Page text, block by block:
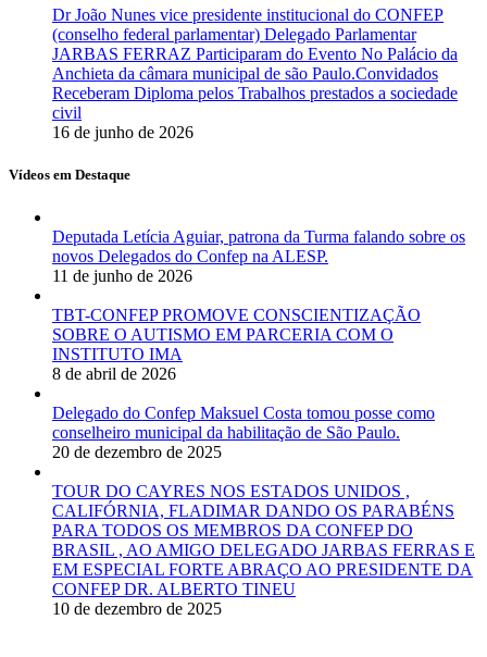
Dr João Nunes vice presidente institucional do CONFEP
(conselho federal parlamentar) Delegado Parlamentar
JARBAS FERRAZ Participaram do Evento No Palácio da
Anchieta da câmara municipal de são Paulo.Convidados
Receberam Diploma pelos Trabalhos prestados a sociedade
civil
16 de junho de 2026
Vídeos em Destaque
Deputada Letícia Aguiar, patrona da Turma falando sobre os
novos Delegados do Confep na ALESP.
11 de junho de 2026
TBT-CONFEP PROMOVE CONSCIENTIZAÇÃO
SOBRE O AUTISMO EM PARCERIA COM O
INSTITUTO IMA
8 de abril de 2026
Delegado do Confep Maksuel Costa tomou posse como
conselheiro municipal da habilitação de São Paulo.
20 de dezembro de 2025
TOUR DO CAYRES NOS ESTADOS UNIDOS ,
CALIFÓRNIA, FLADIMAR DANDO OS PARABÉNS
PARA TODOS OS MEMBROS DA CONFEP DO
BRASIL , AO AMIGO DELEGADO JARBAS FERRAS E
EM ESPECIAL FORTE ABRAÇO AO PRESIDENTE DA
CONFEP DR. ALBERTO TINEU
10 de dezembro de 2025